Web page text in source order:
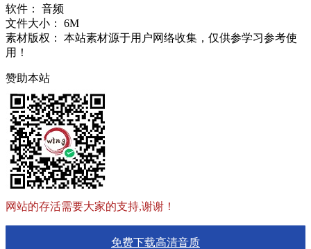
软件：
音频
文件大小：
6M
素材版权：
本站素材源于用户网络收集，仅供参学习参考使
用！
赞助本站
网站的存活需要大家的支持,谢谢！
免费下载高清音质